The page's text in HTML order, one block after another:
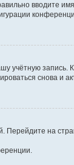
вводите
учётную
снова и
Перейдите на